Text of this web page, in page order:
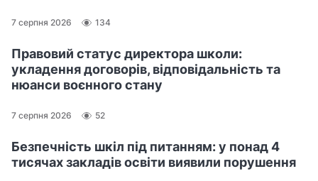
7 серпня 2026 134
Правовий статус директора школи:
укладення договорів, відповідальність та
нюанси воєнного стану
7 серпня 2026 52
Безпечність шкіл під питанням: у понад 4
тисячах закладів освіти виявили порушення